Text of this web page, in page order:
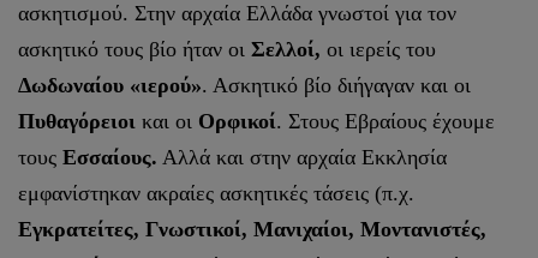
ασκητισμού. Στην αρχαία Ελλάδα γνωστοί για τον
ασκητικό τους βίο ήταν οι Σελλοί, οι ιερείς του
Δωδωναίου «ιερού». Ασκητικό βίο διήγαγαν και οι
Πυθαγόρειοι και οι Ορφικοί. Στους Εβραίους έχουμε
τους Εσσαίους. Αλλά και στην αρχαία Εκκλησία
εμφανίστηκαν ακραίες ασκητικές τάσεις (π.χ.
Εγκρατείτες, Γνωστικοί, Μανιχαίοι, Μοντανιστές,